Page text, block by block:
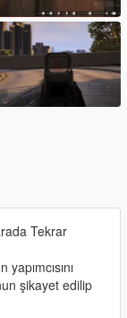
Tekrar
şikayet edilip